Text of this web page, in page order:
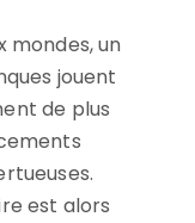
mondes, un
jouent
de plus
est alors